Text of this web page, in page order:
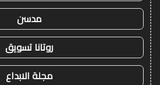
مدسن
روتانا تسويق
مجلة الابداع